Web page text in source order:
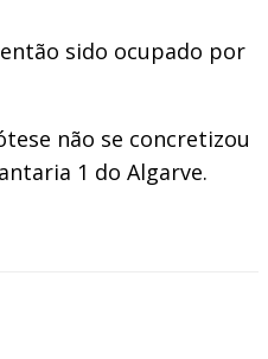
sido ocupado por
não se concretizou
1 do Algarve.